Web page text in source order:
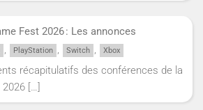
Fest 2026 : Les annonces
, PlayStation , Switch , Xbox
récapitulatifs des conférences de la
2026 […]